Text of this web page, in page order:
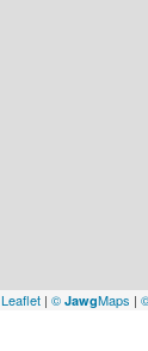
Leaflet | © JawgMaps |